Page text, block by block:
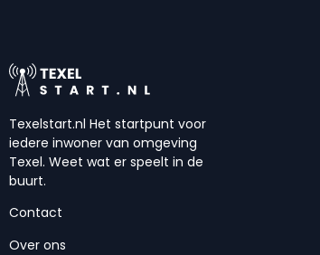
Texelstart.nl Het startpunt voor
iedere inwoner van omgeving
Texel. Weet wat er speelt in de
buurt.
Contact
Over ons